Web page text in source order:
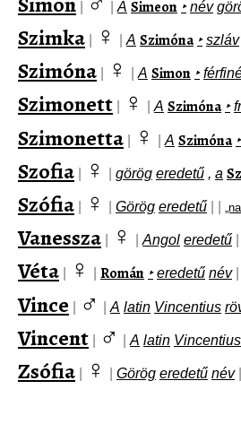
A Simeon ‣ név
Szimka ♀ A Szimóna ‣ szláv
Szimóna ♀ A Simon ‣
Szimonett ♀ A Szimóna ‣
Szimonetta ♀ A Szimóna ‣
Szofia ♀ görög eredetű , a
Szófia ♀ Görög eredetű
Vanessza ♀ Angol eredetű
Véta ♀ Román ‣ eredetű név
Vince ♂ A latin Vincentius
Vincent ♂ A latin Vincentius
Zsófia ♀ Görög eredetű név